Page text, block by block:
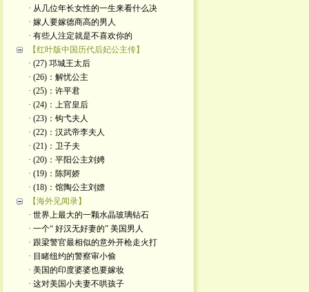
· 从几位年长女性的一生来看什么决
· 嫁人要嫁德商高的男人
· 有些人注定就是不喜欢你的
【红叶版中国历代后妃公主传】
· (27) 邛城王太后
· (26)：解忧公主
· (25)：许平君
· (24)：上官皇后
· (23)：钩弋夫人
· (22)：汉武帝李夫人
· (21)：卫子夫
· (20)：平阳公主刘娉
· (19)：陈阿娇
· (18)：馆陶公主刘嫖
【海外见闻录】
· 世界上最大的一颗水晶玻璃钻石
· 一个“ 好汉无好妻的” 美国男人
· 跟梁警官最相似的意外开枪走火打
· 目睹纽约的警察审小偷
· 美国的印度婆婆也要嫁妆
· 这对美国小夫妻不哄孩子